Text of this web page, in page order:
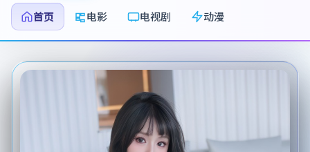
首页
电影 电视剧 动漫